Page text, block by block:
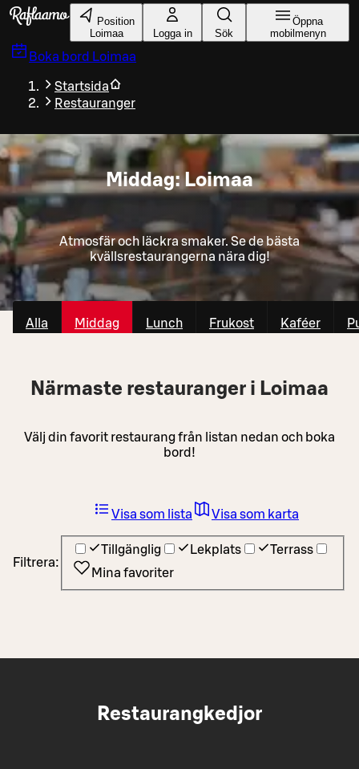
Gå till huvudinnehållet
Position
Loimaa
Logga in Sök
Öppna
mobilmenyn
Boka bord Loimaa
Startsida
Restauranger
Middag: Loimaa
Atmosfär och läckra smaker. Se de bästa
kvällsrestaurangerna nära dig!
Alla Middag Lunch Frukost Kaféer
Närmaste restauranger i Loimaa
Välj din favorit restaurang från listan nedan och boka
bord!
Filtrera:
Tillgänglig Lekplats
Terrass
Mina favoriter
Visa som lista Visa som karta
Restaurangkedjor